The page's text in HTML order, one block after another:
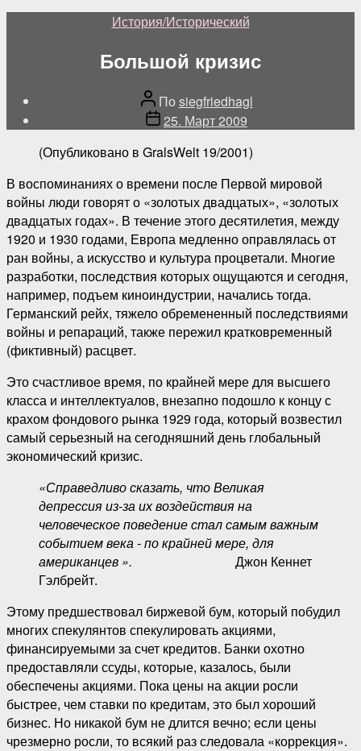
Категории
История/Исторический
Большой кризис
Автор
поста
Поsiegfriedhagl
Дата25. Март 2009
(Опубликовано в GralsWelt 19/2001)
В воспоминаниях о времени после Первой мировой
войны люди говорят о «золотых двадцатых», «золотых
двадцатых годах». В течение этого десятилетия, между
1920 и 1930 годами, Европа медленно оправлялась от
ран войны, а искусство и культура процветали. Многие
разработки, последствия которых ощущаются и сегодня,
например, подъем киноиндустрии, начались тогда.
Германский рейх, тяжело обремененный последствиями
войны и репараций, также пережил кратковременный
(фиктивный) расцвет.
Это счастливое время, по крайней мере для высшего
класса и интеллектуалов, внезапно подошло к концу с
крахом фондового рынка 1929 года, который возвестил
самый серьезный на сегодняшний день глобальный
экономический кризис.
«Справедливо сказать, что Великая
депрессияиз-за их воздействия на
человеческое поведениестал самым важным
событием века - по крайней мере, для
американцев ». Джон Кеннет
Гэлбрейт.
Этому предшествовал биржевой бум, который побудил
многих спекулянтов спекулировать акциями,
финансируемыми за счет кредитов. Банки охотно
предоставляли ссуды, которые, казалось, были
обеспечены акциями. Пока цены на акции росли
быстрее, чем ставки по кредитам, это был хороший
бизнес. Но никакой бум не длится вечно; если цены
чрезмерно росли, то всякий раз следовала «коррекция».